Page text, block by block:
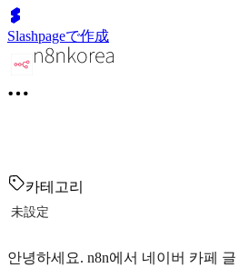
Slashpageで作成
카테고리
未設定
안녕하세요. n8n에서 네이버 카페